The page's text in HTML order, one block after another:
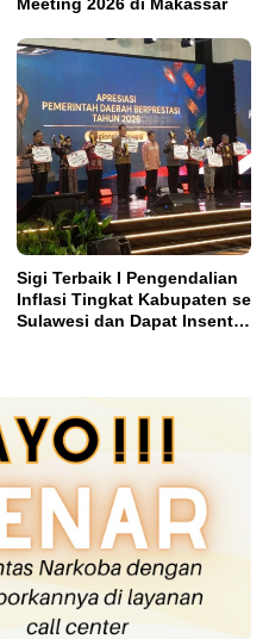
Meeting 2026 di Makassar
Sigi Terbaik I Pengendalian
Inflasi Tingkat Kabupaten se
Sulawesi dan Dapat Insentif